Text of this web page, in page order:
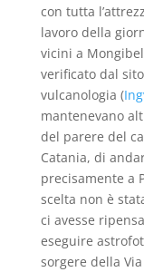
con tutta
lavoro della
vicini a
verificato dal
vulcanologia (
mantenevano
del parere del
Catania, di
precisamente a
scelta non è
ci avesse
eseguire
sorgere della